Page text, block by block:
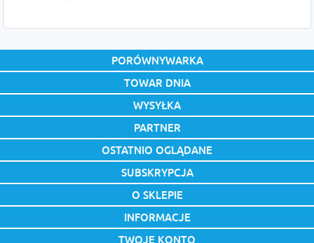
PORÓWNYWARKA
TOWAR DNIA
WYSYŁKA
PARTNER
OSTATNIO OGLĄDANE
SUBSKRYPCJA
O SKLEPIE
INFORMACJE
TWOJE KONTO